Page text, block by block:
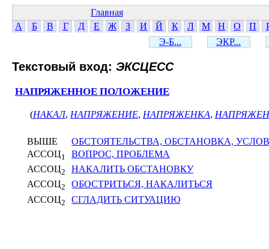
Главная
А
Б В Г Д Е Ж З И Й К Л М Н О П
Э-Б...
ЭКР...
Текстовый вход: ЭКСЦЕСС
НАПРЯЖЕННОЕ ПОЛОЖЕНИЕ
(НАКАЛ, НАПРЯЖЕНИЕ, НАПРЯЖЕНКА,
ВЫШЕ
ОБСТОЯТЕЛЬСТВА, ОБСТАНОВКА,
АССОЦ1
ВОПРОС, ПРОБЛЕМА
АССОЦ2
НАКАЛИТЬ ОБСТАНОВКУ
АССОЦ2
ОБОСТРИТЬСЯ, НАКАЛИТЬСЯ
АССОЦ2 СГЛАДИТЬ СИТУАЦИЮ